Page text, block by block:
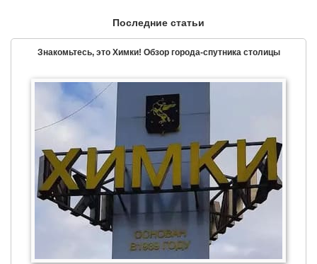
Последние статьи
Знакомьтесь, это Химки! Обзор города-спутника столицы